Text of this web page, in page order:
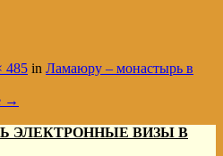
485 in Ламаюру – монастырь в
→
ЭЛЕКТРОННЫЕ ВИЗЫ В